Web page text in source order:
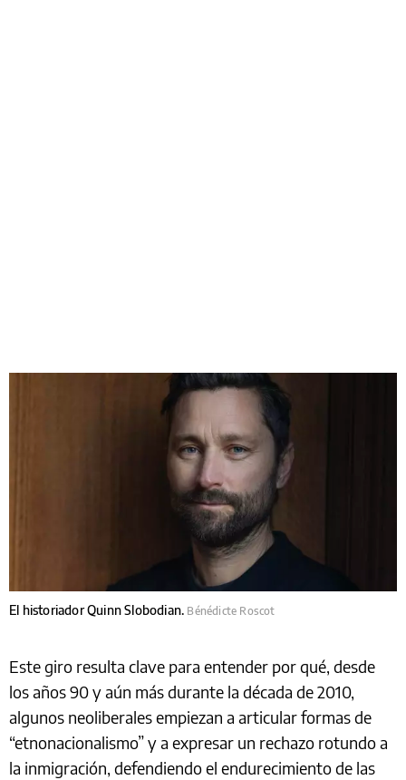
El historiador Quinn Slobodian. Bénédicte Roscot
Este giro resulta clave para entender por qué, desde
los años 90 y aún más durante la década de 2010,
algunos neoliberales empiezan a articular formas de
“etnonacionalismo” y a expresar un rechazo rotundo a
la inmigración, defendiendo el endurecimiento de las